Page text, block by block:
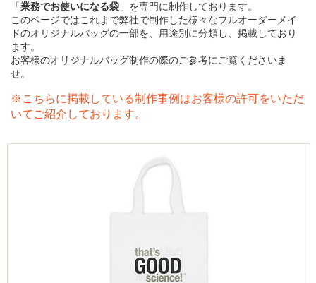
「業務でお使いになる袋 」を専門に制作しております。
このページではこれまで弊社で制作した様々なフルオーダーメイ
ドのオリジナルバッグの一部を、用途別に分類し、掲載しており
ます。
お客様のオリジナルバッグ制作の際のご参考にご覧くださいま
せ。
※こちらに掲載している制作事例はお客様の許可をいただ
いてご紹介しております。